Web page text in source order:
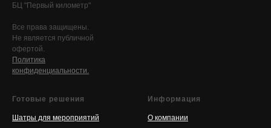
БЦ "Первый километр"
Все права защищены.
Не является публичной
офертой.
Политика
конфиденциальности.
Готовые решения
Шатры для мероприятий
Информация
О компании